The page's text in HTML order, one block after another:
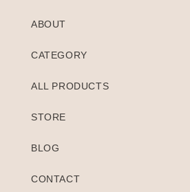
ABOUT
CATEGORY
ALL PRODUCTS
STORE
BLOG
CONTACT